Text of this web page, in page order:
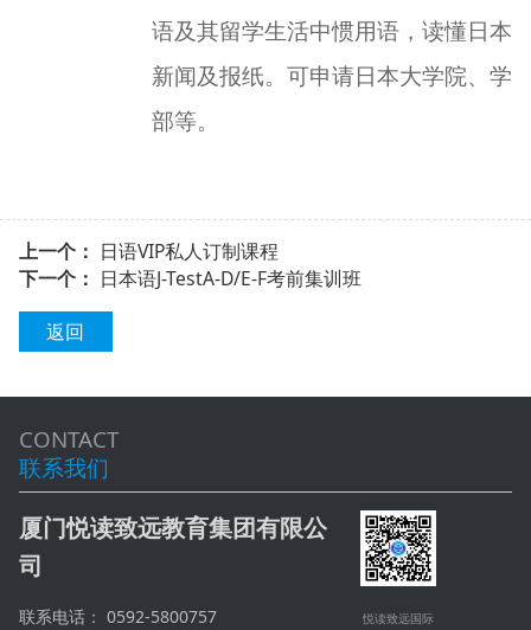
语及其留学生活中惯用语，读懂日本
新闻及报纸。可申请日本大学院、学
部等。
上一个： 日语VIP私人订制课程
下一个： 日本语J-TestA-D/E-F考前集训班
返回
CONTACT
联系我们
厦门悦读致远教育集团有限公
司
联系电话： 0592-5800757 悦读致远国际